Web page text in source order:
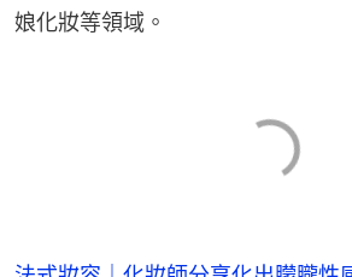
娘化妝等領域。